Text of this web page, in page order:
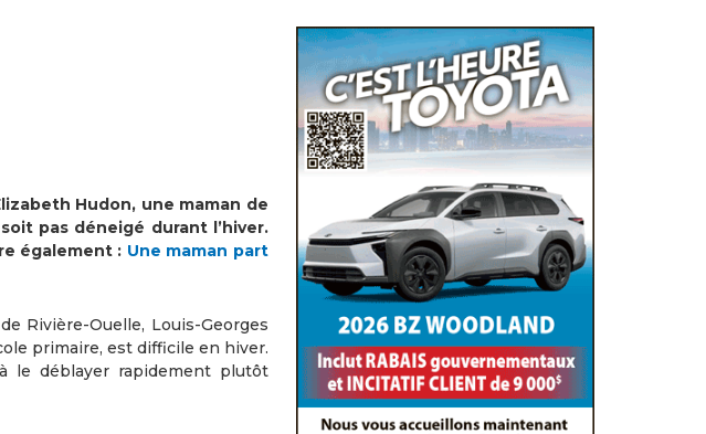
Hudon, une maman de
pas déneigé durant l’hiver.
également : Une maman part
Rivière-Ouelle, Louis-Georges
primaire, est difficile en hiver.
le déblayer rapidement plutôt